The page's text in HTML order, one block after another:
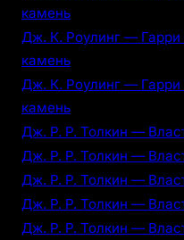
камень
Дж. К. Роулинг — Гарри
камень
Дж. К. Роулинг — Гарри
камень
Дж. Р. Р. Толкин —
Дж. Р. Р. Толкин —
Дж. Р. Р. Толкин —
Дж. Р. Р. Толкин —
Дж. Р. Р. Толкин —